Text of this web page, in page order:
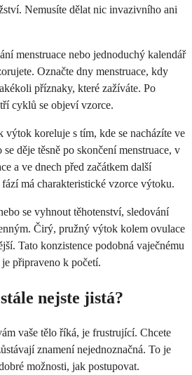
Nemusíte dělat nic invazivního ani
menstruace nebo jednoduchý kalendář
Označte dny menstruace, kdy
příznaky, které zažíváte. Po
cyklů se objeví vzorce.
výtok koreluje s tím, kde se nacházíte ve
děje těsně po skončení menstruace, v
a ve dnech před začátkem další
má charakteristické vzorce výtoku.
se vyhnout těhotenství, sledování
Čirý, pružný výtok kolem ovulace
Tato konzistence podobná vaječnému
připraveno k početí.
nejste jistá?
vaše tělo říká, je frustrující. Chcete
znamení nejednoznačná. To je
možnosti, jak postupovat.